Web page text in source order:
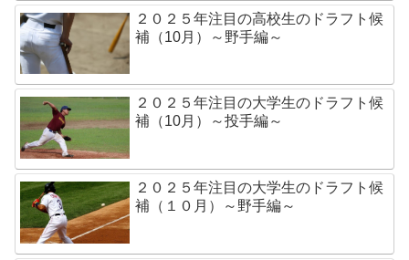
２０２５年注目の高校生のドラフト候
補（10月）～野手編～
２０２５年注目の大学生のドラフト候
補（10月）～投手編～
２０２５年注目の大学生のドラフト候
補（１０月）～野手編～